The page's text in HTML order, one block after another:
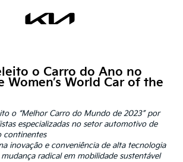
o Carro do Ano no
Women’s World Car of the
o “Melhor Carro do Mundo de 2023” por
especializadas no setor automotivo de
continentes
inovação e conveniência de alta tecnologia
radical em mobilidade sustentável